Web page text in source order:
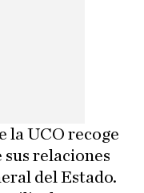
la UCO recoge
relaciones
del Estado.